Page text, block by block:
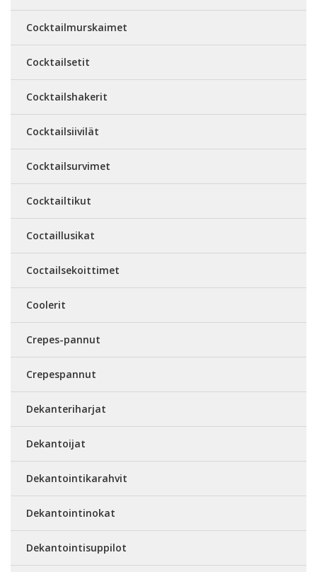
Cocktailmurskaimet
Cocktailsetit
Cocktailshakerit
Cocktailsiivilät
Cocktailsurvimet
Cocktailtikut
Coctaillusikat
Coctailsekoittimet
Coolerit
Crepes-pannut
Crepespannut
Dekanteriharjat
Dekantoijat
Dekantointikarahvit
Dekantointinokat
Dekantointisuppilot